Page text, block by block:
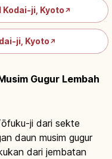
Kodai-ji, Kyoto↗
ji, Kyoto↗
Gugur Lembah
ji dari sekte
daun musim gugur
dari jembatan